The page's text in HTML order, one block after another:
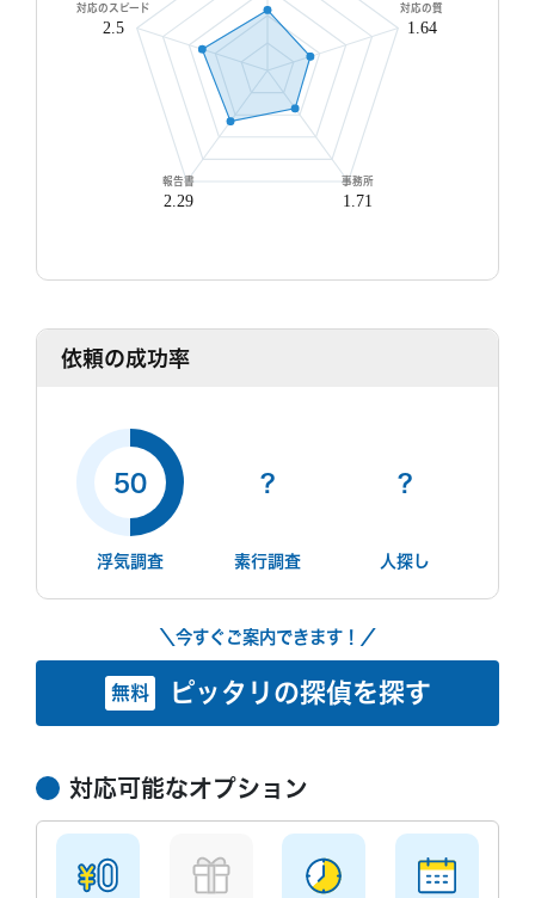
無料相談/見積もり
30秒でご案内できます
現在営業中
対応の質
1.64
事務所
1.71
報告書
2.29
対応のスピード
2.5
依頼の成功率
50
浮気調査
?
素行調査
?
人探し
＼今すぐご案内できます！／
無料 ピッタリの探偵を探す
対応可能なオプション